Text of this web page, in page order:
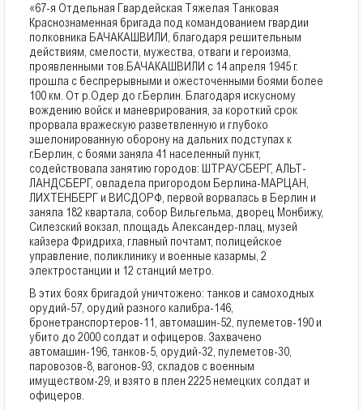
«67-я Отдельная Гвардейская Тяжелая Танковая
Краснознаменная бригада под командованием гвардии
полковника БАЧАКАШВИЛИ, благодаря решительным
действиям, смелости, мужества, отваги и героизма,
проявленными тов.БАЧАКАШВИЛИ с 14 апреля 1945 г.
прошла с беспрерывными и ожесточенными боями более
100 км. От р.Одер до г.Берлин. Благодаря искусному
вождению войск и маневрирования, за короткий срок
прорвала вражескую разветвленную и глубоко
эшелонированную оборону на дальних подступах к
г.Берлин, с боями заняла 41 населенный пункт,
содействовала занятию городов: ШТРАУСБЕРГ, АЛЬТ-
ЛАНДСБЕРГ, овладела пригородом Берлина-МАРЦАН,
ЛИХТЕНБЕРГ и ВИСДОРФ, первой ворвалась в Берлин и
заняла 182 квартала, собор Вильгельма, дворец Монбижу,
Силезский вокзал, площадь Александер-плац, музей
кайзера Фридриха, главный почтамт, полицейское
управление, поликлинику и военные казармы, 2
электростанции и 12 станций метро.
В этих боях бригадой уничтожено: танков и самоходных
орудий-57, орудий разного калибра-146,
бронетранспортеров-11, автомашин-52, пулеметов-190 и
убито до 2000 солдат и офицеров. Захвачено
автомашин-196, танков-5, орудий-32, пулеметов-30,
паровозов-8, вагонов-93, складов с военным
имуществом-29, и взято в плен 2225 немецких солдат и
офицеров.